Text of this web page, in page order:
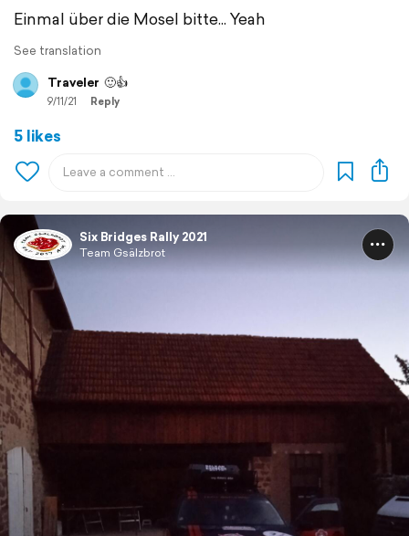
Einmal über die Mosel bitte... Yeah
See translation
Traveler 🙂👍
9/11/21 Reply
5 likes
Six Bridges Rally 2021
Team Gsälzbrot